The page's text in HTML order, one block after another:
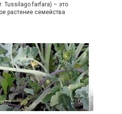
Tussilago farfara) – это
растение семейства
0